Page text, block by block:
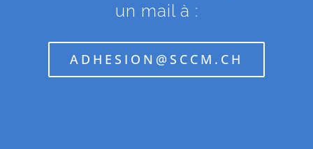
un mail à :
ADHESION@SCCM.CH